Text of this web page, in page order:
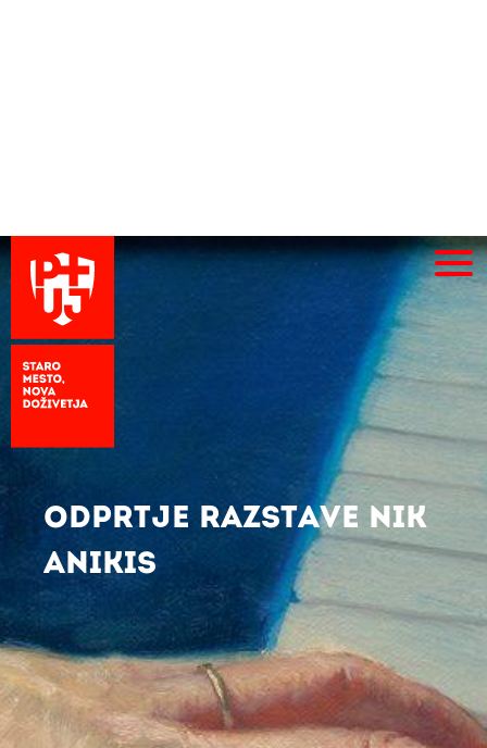
ODPRTJE RAZSTAVE NIK
ANIKIS